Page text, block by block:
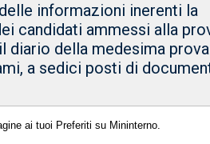
informazioni inerenti la
candidati ammessi alla
diario della medesima
a sedici posti di
ai tuoi Preferiti su Mininterno.